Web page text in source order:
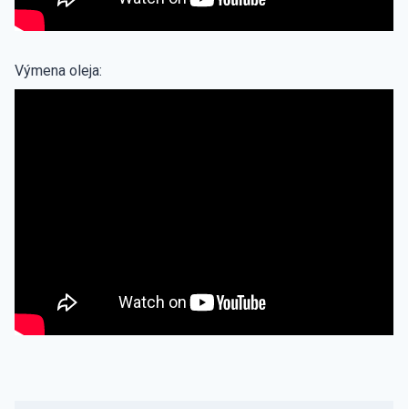
Výmena oleja: